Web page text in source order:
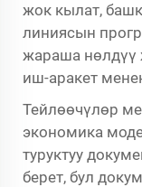
жок кылат,
линиясын
жараша нөлдүү
иш-аракет
Тейлөөчүлөр
экономика
туруктуу
берет, бул